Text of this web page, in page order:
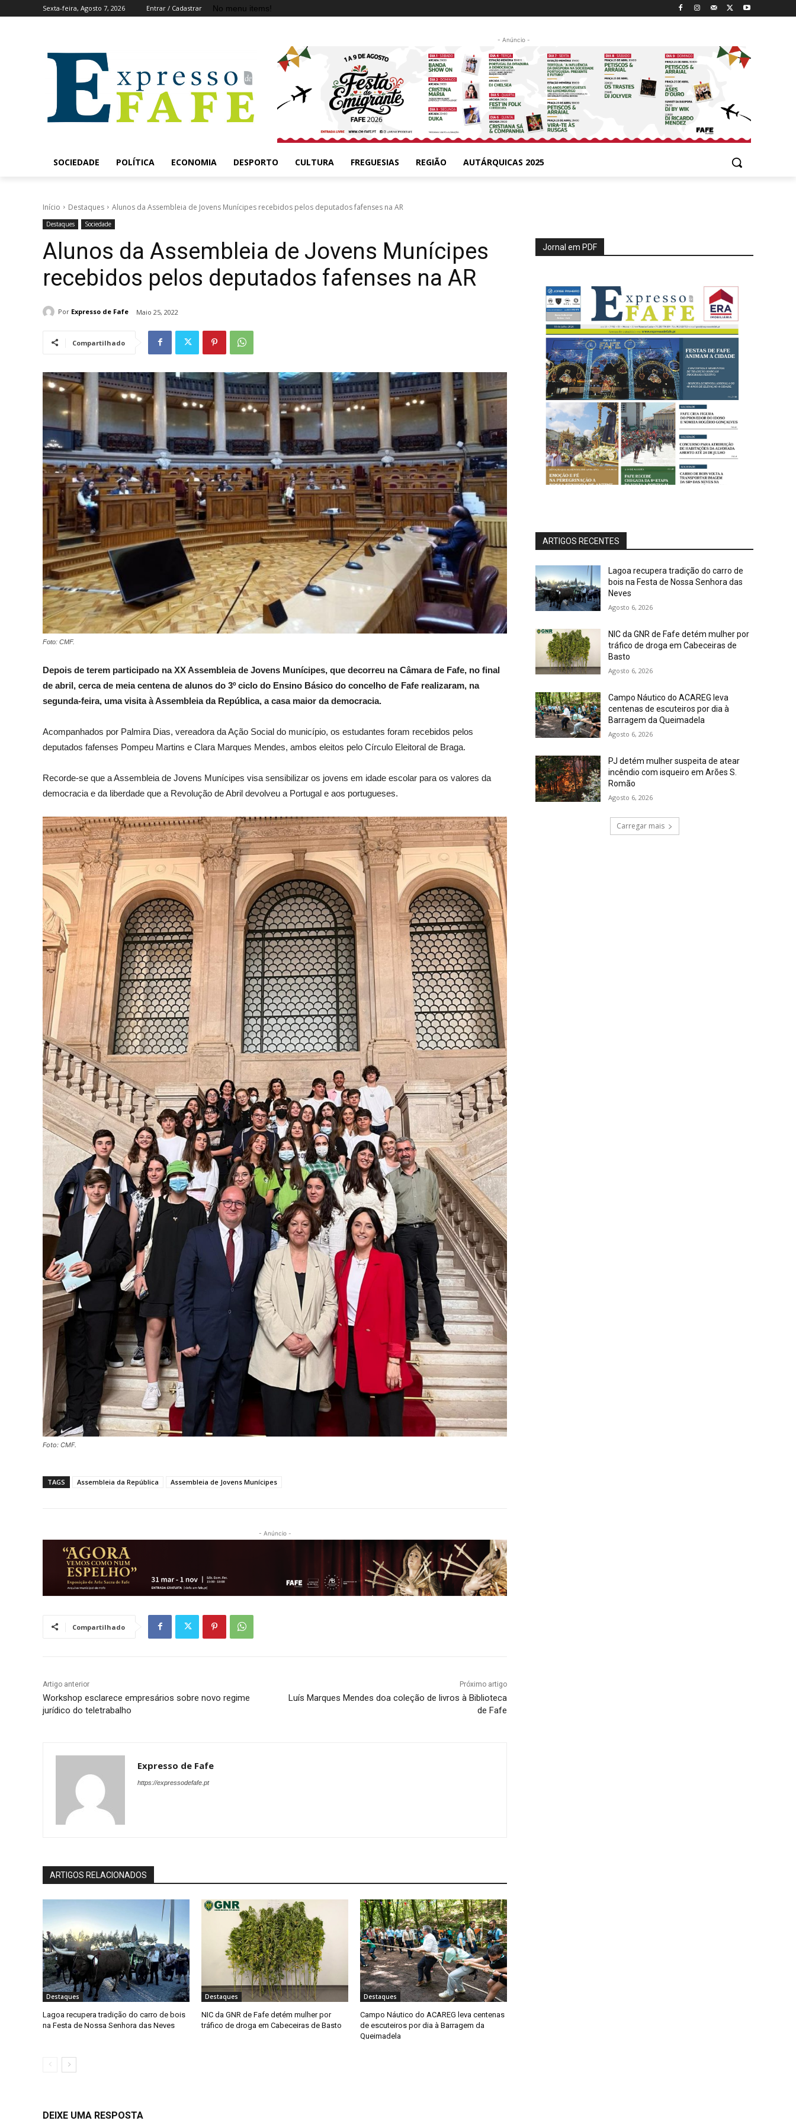
Sexta-feira, Agosto 7, 2026 Entrar / Cadastrar No menu items!
- Anúncio -
SOCIEDADE POLÍTICA ECONOMIA DESPORTO CULTURA FREGUESIAS REGIÃO AUTÁRQUICAS 2025
Início Destaques Alunos da Assembleia de Jovens Munícipes recebidos pelos deputados fafenses na AR
Destaques Sociedade
Alunos da Assembleia de Jovens Munícipes
recebidos pelos deputados fafenses na AR
Por Expresso de Fafe Maio 25, 2022
Compartilhado
Foto: CMF.
Depois de terem participado na XX Assembleia de Jovens Munícipes, que decorreu na Câmara de Fafe, no final
de abril, cerca de meia centena de alunos do 3º ciclo do Ensino Básico do concelho de Fafe realizaram, na
segunda-feira, uma visita à Assembleia da República, a casa maior da democracia.
Acompanhados por Palmira Dias, vereadora da Ação Social do município, os estudantes foram recebidos pelos
deputados fafenses Pompeu Martins e Clara Marques Mendes, ambos eleitos pelo Círculo Eleitoral de Braga.
Recorde-se que a Assembleia de Jovens Munícipes visa sensibilizar os jovens em idade escolar para os valores da
democracia e da liberdade que a Revolução de Abril devolveu a Portugal e aos portugueses.
Foto: CMF.
TAGS Assembleia da República Assembleia de Jovens Munícipes
- Anúncio -
Compartilhado
Artigo anterior
Workshop esclarece empresários sobre novo regime
jurídico do teletrabalho
Próximo artigo
Luís Marques Mendes doa coleção de livros à Biblioteca
de Fafe
Expresso de Fafe
https://expressodefafe.pt
ARTIGOS RELACIONADOS
Destaques
Lagoa recupera tradição do carro de bois
na Festa de Nossa Senhora das Neves
Destaques
NIC da GNR de Fafe detém mulher por
tráfico de droga em Cabeceiras de Basto
Destaques
Campo Náutico do ACAREG leva centenas
de escuteiros por dia à Barragem da
Queimadela
DEIXE UMA RESPOSTA
Jornal em PDF
ARTIGOS RECENTES
Lagoa recupera tradição do carro de
bois na Festa de Nossa Senhora das
Neves
Agosto 6, 2026
NIC da GNR de Fafe detém mulher por
tráfico de droga em Cabeceiras de
Basto
Agosto 6, 2026
Campo Náutico do ACAREG leva
centenas de escuteiros por dia à
Barragem da Queimadela
Agosto 6, 2026
PJ detém mulher suspeita de atear
incêndio com isqueiro em Arões S.
Romão
Agosto 6, 2026
Carregar mais